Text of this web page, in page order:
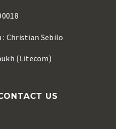
Christian Sebilo
(Litecom)
US